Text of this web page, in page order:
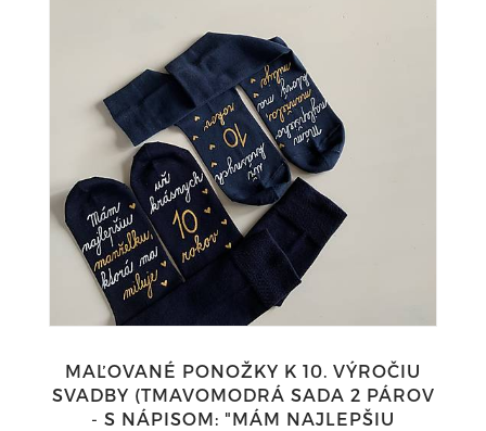
MAĽOVANÉ PONOŽKY K 10. VÝROČIU
SVADBY (TMAVOMODRÁ SADA 2 PÁROV
- S NÁPISOM: "MÁM NAJLEPŠIU